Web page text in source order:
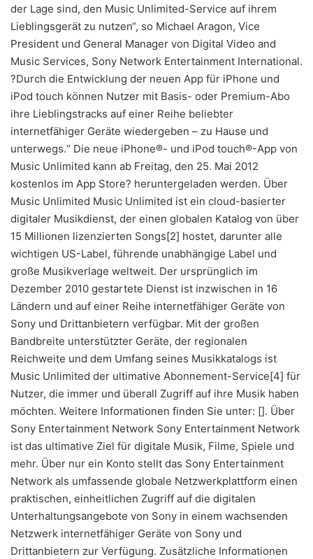
der Lage sind, den Music Unlimited-Service auf ihrem
Lieblingsgerät zu nutzen“, so Michael Aragon, Vice
President und General Manager von Digital Video and
Music Services, Sony Network Entertainment International.
?Durch die Entwicklung der neuen App für iPhone und
iPod touch können Nutzer mit Basis- oder Premium-Abo
ihre Lieblingstracks auf einer Reihe beliebter
internetfähiger Geräte wiedergeben – zu Hause und
unterwegs.“ Die neue iPhone®- und iPod touch®-App von
Music Unlimited kann ab Freitag, den 25. Mai 2012
kostenlos im App Store? heruntergeladen werden. Über
Music Unlimited Music Unlimited ist ein cloud-basierter
digitaler Musikdienst, der einen globalen Katalog von über
15 Millionen lizenzierten Songs[2] hostet, darunter alle
wichtigen US-Label, führende unabhängige Label und
große Musikverlage weltweit. Der ursprünglich im
Dezember 2010 gestartete Dienst ist inzwischen in 16
Ländern und auf einer Reihe internetfähiger Geräte von
Sony und Drittanbietern verfügbar. Mit der großen
Bandbreite unterstützter Geräte, der regionalen
Reichweite und dem Umfang seines Musikkatalogs ist
Music Unlimited der ultimative Abonnement-Service[4] für
Nutzer, die immer und überall Zugriff auf ihre Musik haben
möchten. Weitere Informationen finden Sie unter: []. Über
Sony Entertainment Network Sony Entertainment Network
ist das ultimative Ziel für digitale Musik, Filme, Spiele und
mehr. Über nur ein Konto stellt das Sony Entertainment
Network als umfassende globale Netzwerkplattform einen
praktischen, einheitlichen Zugriff auf die digitalen
Unterhaltungsangebote von Sony in einem wachsenden
Netzwerk internetfähiger Geräte von Sony und
Drittanbietern zur Verfügung. Zusätzliche Informationen